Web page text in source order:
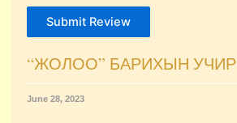
Submit Review
“ЖОЛОО” БАРИХЫН УЧИР
June 28, 2023